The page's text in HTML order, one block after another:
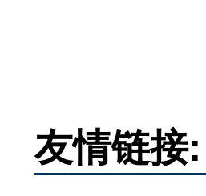
友情链接: